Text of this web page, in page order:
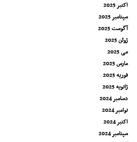
اکتبر 2025
سپتامبر 2025
آگوست 2025
ژوئن 2025
می 2025
مارس 2025
فوریه 2025
ژانویه 2025
دسامبر 2024
نوامبر 2024
اکتبر 2024
سپتامبر 2024